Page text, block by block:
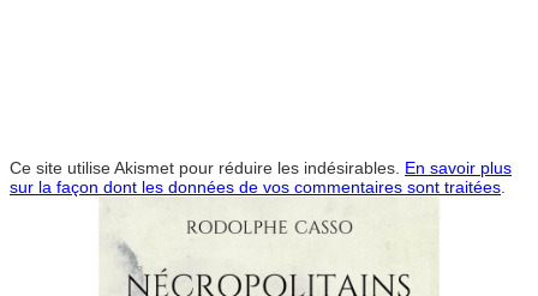
Ce site utilise Akismet pour réduire les indésirables. En savoir plus
sur la façon dont les données de vos commentaires sont traitées